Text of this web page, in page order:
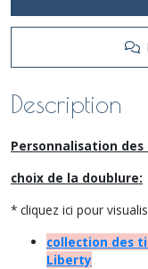
Description
Personnalisation des
choix de la doublure:
* cliquez ici pour
collection des
Liberty